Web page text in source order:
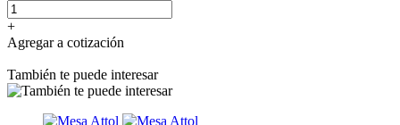
+
Agregar a cotización
También te puede interesar